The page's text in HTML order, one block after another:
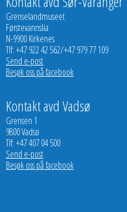
Grenselandmuseet
Førstevannslia
N-9900 Kirkenes
Tlf: +47 922 42 562/+47 979 77 109
Send e-post
Besøk oss på facebook
Kontakt avd Vadsø
Grensen 1
9800 Vadsø
Tlf: +47 407 04 500
Send e-post
Besøk oss på facebook